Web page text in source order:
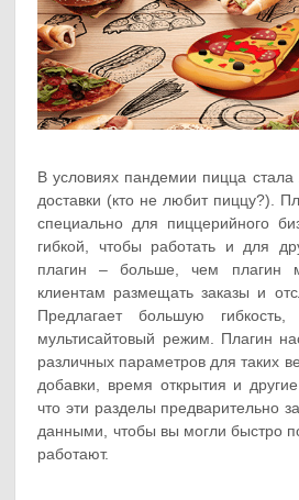
В условиях пандемии пицца
доставки (кто не любит пиццу?).
специально для пиццерийного
гибкой, чтобы работать и для
плагин – больше, чем плагин
клиентам размещать заказы и
Предлагает большую
мультисайтовый режим. Плагин
различных параметров для таких
добавки, время открытия и
что эти разделы предварительно
данными, чтобы вы могли быстро
работают.